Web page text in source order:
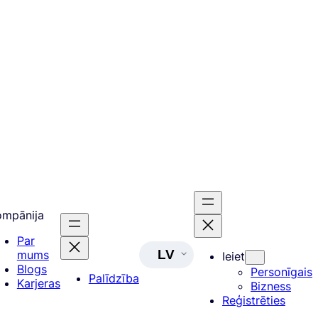
Par
mums
Blogs
Karjeras
Palīdzība
LV
Ieiet
Personīgais
Bizness
Reģistrēties